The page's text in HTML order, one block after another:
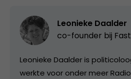
Leonieke Daalder
co-founder bij
Leonieke Daalder is
werkte voor onder meer